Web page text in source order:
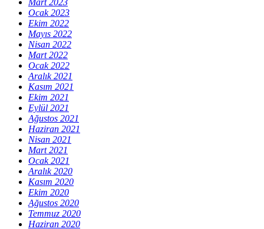
Mart 2023
Ocak 2023
Ekim 2022
Mayıs 2022
Nisan 2022
Mart 2022
Ocak 2022
Aralık 2021
Kasım 2021
Ekim 2021
Eylül 2021
Ağustos 2021
Haziran 2021
Nisan 2021
Mart 2021
Ocak 2021
Aralık 2020
Kasım 2020
Ekim 2020
Ağustos 2020
Temmuz 2020
Haziran 2020